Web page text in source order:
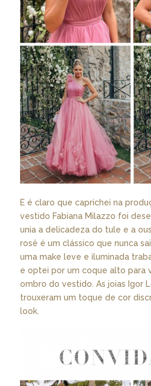
E é claro que caprichei na
vestido Fabiana Milazzo foi
unia a delicadeza do tule e a
rosê é um clássico que nunca
uma make leve e iluminada
e optei por um coque alto para
ombro do vestido. As joias Igor
trouxeram um toque de cor
look.